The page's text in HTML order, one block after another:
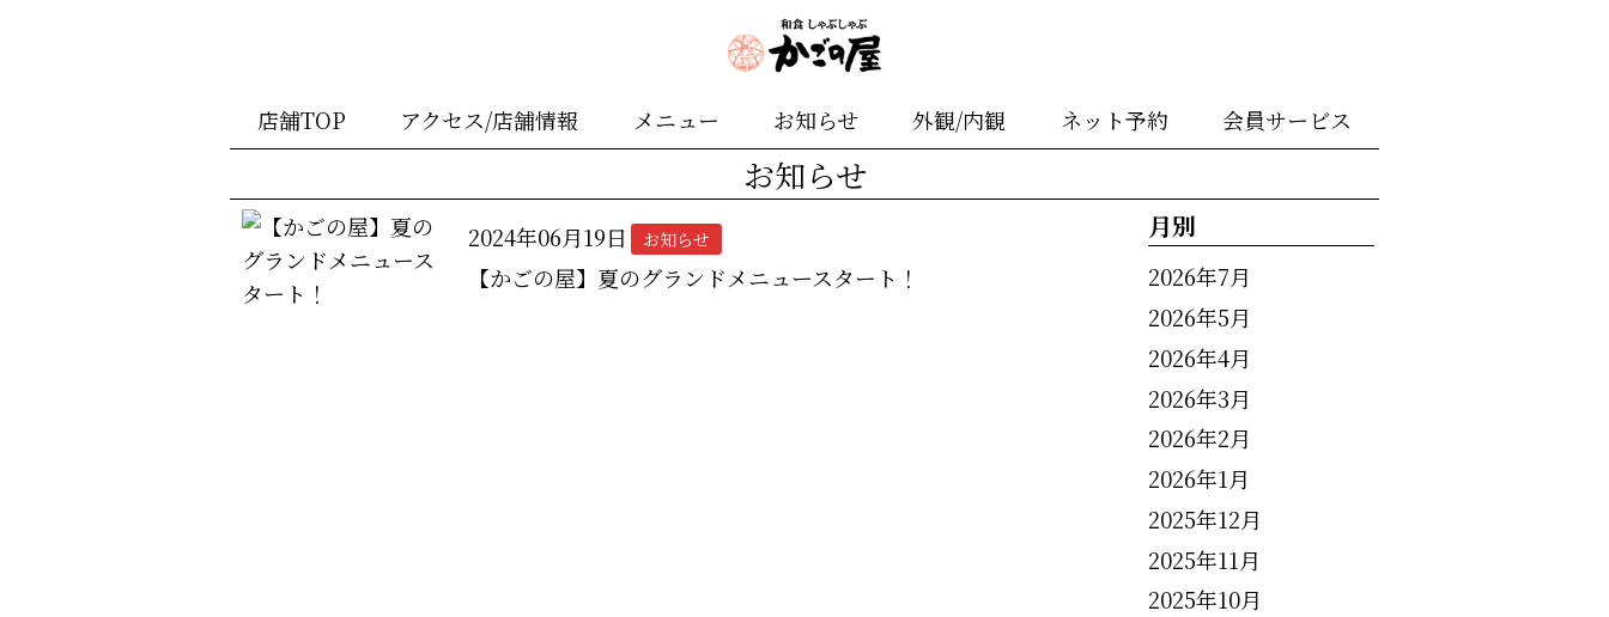
店舗TOP アクセス/店舗情報 メニュー お知らせ 外観/内観 ネット予約 会員サービス
お知らせ
2024年06月19日 お知らせ
【かごの屋】夏のグランドメニュースタート！
月別
2026年7月
2026年5月
2026年4月
2026年3月
2026年2月
2026年1月
2025年12月
2025年11月
2025年10月